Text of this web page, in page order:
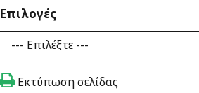
Επιλογές
Εκτύπωση σελίδας